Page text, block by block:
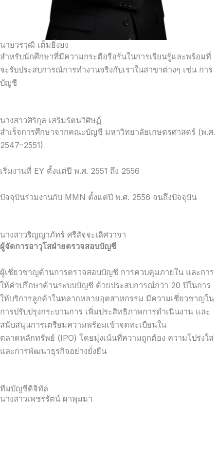
นายวรวุฒิ เต็มยิ่งยง
สำหรับนักศึกษาที่มีความกระตือรือร้นในการเรียนรู้และพร้อมที่
จะรับประสบการณ์การทำงานจริงกับเราในสาขาต่างๆ เช่น การ
บัญชี
นางสาวศิริกุล เสริมรัตนวิศิษฏ์
สำเร็จการศึกษาจากคณะบัญชี มหาวิทยาลัยเกษตรศาสตร์ (พ.ศ.
2547–2551)
เริ่มงานที่ EY ตั้งแต่ปี พ.ศ. 2551 ถึง 2556
ปัจจุบันร่วมงานกับ MMN ตั้งแต่ปี พ.ศ. 2556 จนถึงปัจจุบัน
นางสาวริญญาภัทร์ ศรีสัจจะเลิศวาจา
ผู้จัดการอาวุโสฝ่ายตรวจสอบบัญชี
ผู้เชี่ยวชาญด้านการตรวจสอบบัญชี การควบคุมภายใน และการ
ให้คำปรึกษาด้านระบบบัญชี ด้วยประสบการณ์กว่า 20 ปีในการ
ให้บริการลูกค้าในหลากหลายอุตสาหกรรม มีความเชี่ยวชาญใน
การปรับปรุงกระบวนการ เพิ่มประสิทธิภาพการดำเนินงาน และ
สนับสนุนการเตรียมความพร้อมเข้าจดทะเบียนใน
ตลาดหลักทรัพย์ (IPO) โดยมุ่งเน้นที่ความถูกต้อง ความโปร่งใส
และการพัฒนาธุรกิจอย่างยั่งยืน
ทีมบัญชีดิจิทัล
นางสาวเพชรรัตน์ ผาพุมมา